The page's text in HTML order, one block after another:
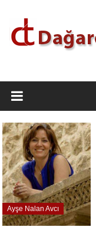
Dağarcık
Türkiye
Önce
Türkiye
Cumhuriyeti…
Ayşe Nalan Avcı